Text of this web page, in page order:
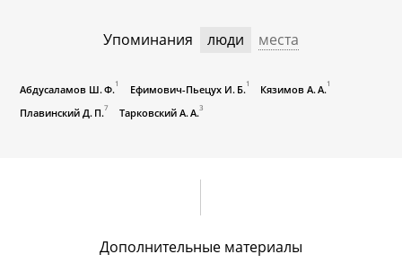
Упоминания люди места
Абдусаламов Ш. Ф. 1 Ефимович-Пьецух И. Б. 1 Кязимов А. А. 1
Плавинский Д. П.7 Тарковский А. А.3
Дополнительные материалы